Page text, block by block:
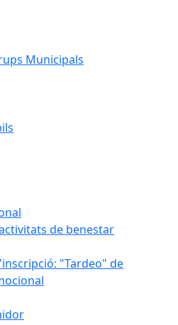
Municipals
de benestar
"Tardeo" de